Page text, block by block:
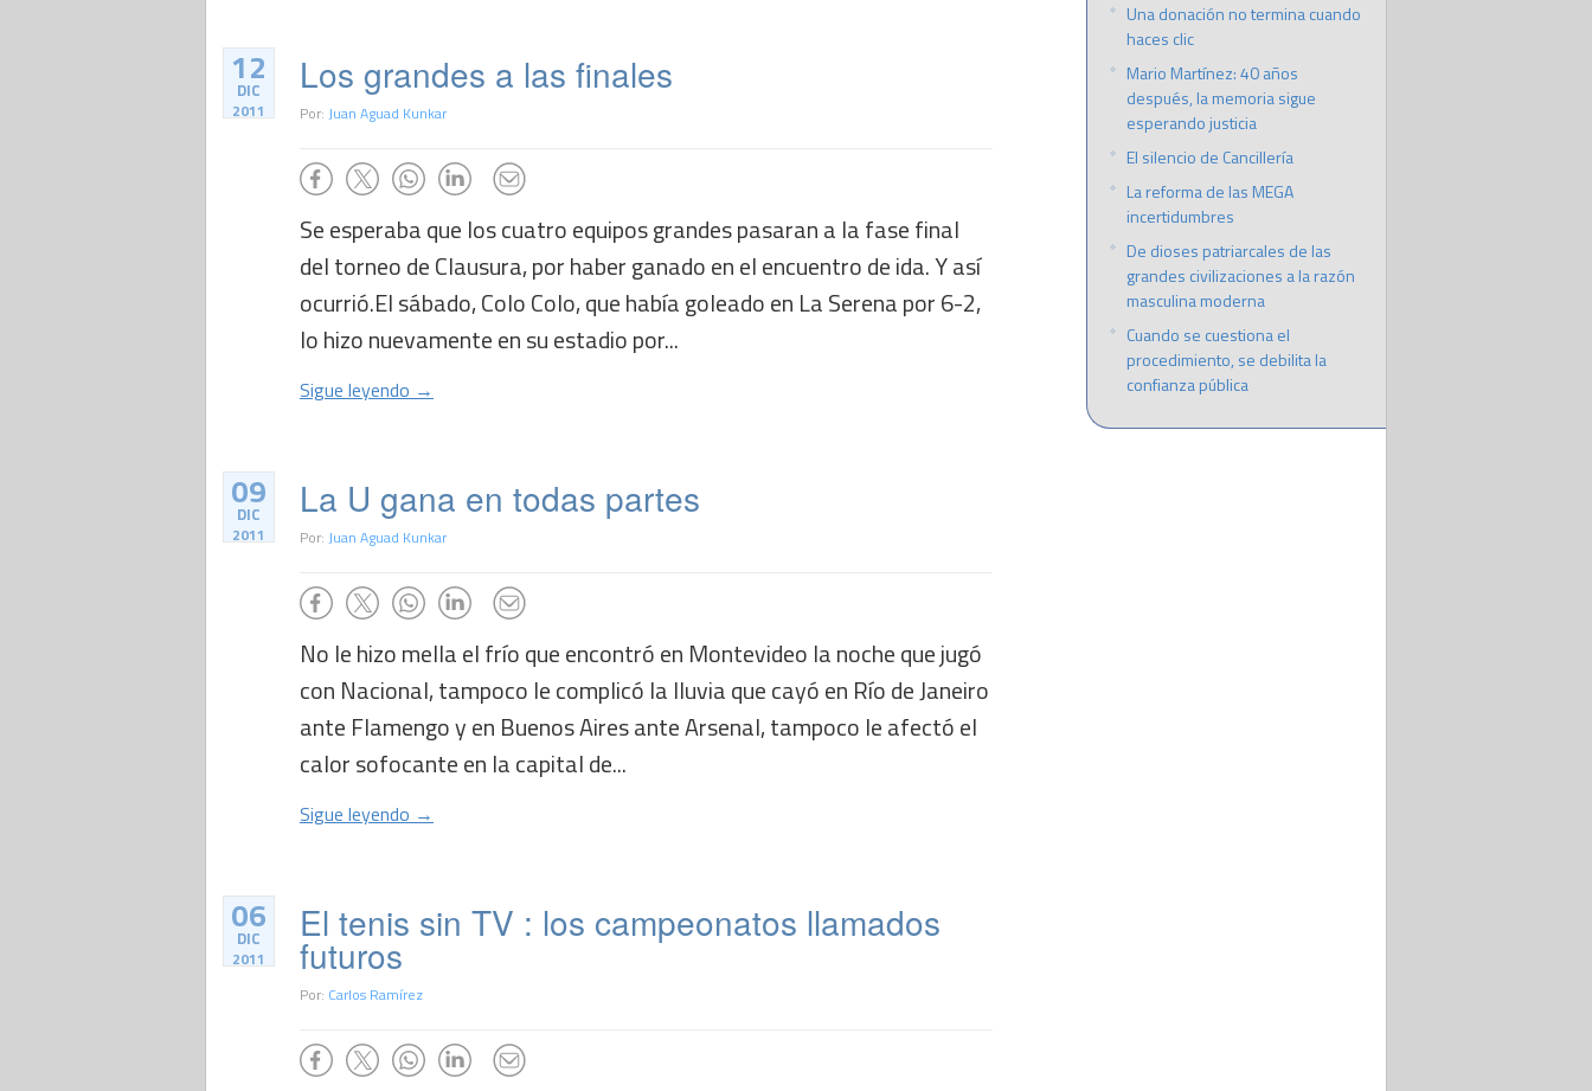
12
DIC
2011
Los grandes a las finales
Por: Juan Aguad Kunkar
Se esperaba que los cuatro equipos grandes pasaran a la fase final
del torneo de Clausura, por haber ganado en el encuentro de ida. Y así
ocurrió.El sábado, Colo Colo, que había goleado en La Serena por 6-2,
lo hizo nuevamente en su estadio por...
Sigue leyendo →
09
DIC
2011
La U gana en todas partes
Por: Juan Aguad Kunkar
No le hizo mella el frío que encontró en Montevideo la noche que jugó
con Nacional, tampoco le complicó la lluvia que cayó en Río de Janeiro
ante Flamengo y en Buenos Aires ante Arsenal, tampoco le afectó el
calor sofocante en la capital de...
Sigue leyendo →
06
DIC
2011
El tenis sin TV : los campeonatos llamados
futuros
Por: Carlos Ramírez
Una donación no termina cuando
haces clic
Mario Martínez: 40 años
después, la memoria sigue
esperando justicia
El silencio de Cancillería
La reforma de las MEGA
incertidumbres
De dioses patriarcales de las
grandes civilizaciones a la razón
masculina moderna
Cuando se cuestiona el
procedimiento, se debilita la
confianza pública